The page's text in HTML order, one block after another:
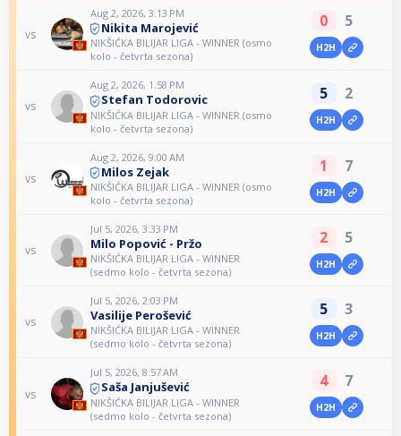
vs
Aug 2, 2026, 3:13 PM
Nikita Marojević
NIKŠIĆKA BILIJAR LIGA - WINNER (osmo
kolo - četvrta sezona)
0 5
H2H
vs
Aug 2, 2026, 1:58 PM
Stefan Todorovic
NIKŠIĆKA BILIJAR LIGA - WINNER (osmo
kolo - četvrta sezona)
5 2
H2H
vs
Aug 2, 2026, 9:00 AM
Milos Zejak
NIKŠIĆKA BILIJAR LIGA - WINNER (osmo
kolo - četvrta sezona)
1 7
H2H
vs
Jul 5, 2026, 3:33 PM
Milo Popović - Pržo
NIKŠIĆKA BILIJAR LIGA - WINNER
(sedmo kolo - četvrta sezona)
2 5
H2H
vs
Jul 5, 2026, 2:03 PM
Vasilije Perošević
NIKŠIĆKA BILIJAR LIGA - WINNER
(sedmo kolo - četvrta sezona)
5 3
H2H
vs
Jul 5, 2026, 8:57 AM
Saša Janjušević
NIKŠIĆKA BILIJAR LIGA - WINNER
(sedmo kolo - četvrta sezona)
4 7
H2H